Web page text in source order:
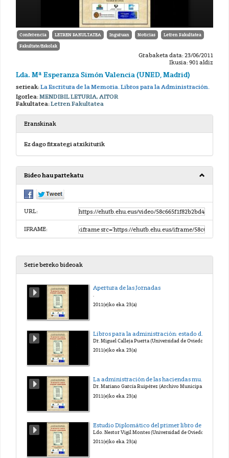
Conferencia LETREN FAKULTATEA Inguruan Noticias Letren Fakultatea
Fakultate/Eskolak
Grabaketa data: 23/06/2011
Ikusia: 901 aldiz
Lda. Mª Esperanza Simón Valencia (UNED, Madrid)
serieak:La Escritura de la Memoria. Libros para la Administración.
Igorlea:MENDIBIL LETURIA, AITOR
Fakultatea:Letren Fakultatea
Eranskinak
Ez dago fitxategi atxikiturik
Bideo hau partekatu
URL:
IFRAME:
Serie bereko bideoak
Apertura de las Jornadas
.
2011(e)ko eka. 23(a)
Dr. Miguel Calleja Puerta (Universidad de Oviedo)
2011(e)ko eka. 23(a)
La administración de las haciendas municipales en la Corona de Castilla en el Antiguo Régimen. Estudio archivístico en sus libros registro
Dr. Mariano García Ruipérez (Archivo Municipal de Toledo)
2011(e)ko eka. 23(a)
Ldo. Nestor Vigil Montes (Universidad de Oviedo)
2011(e)ko eka. 23(a)